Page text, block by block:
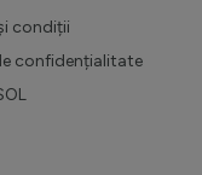
condiții
confidențialitate